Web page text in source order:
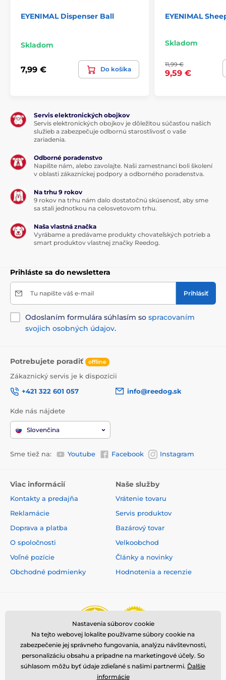
EYENIMAL Dispenser Ball
Skladom
7,99 € Do košíka
EYENIMAL
Skladom
11,99 €
9,59 €
Servis elektronických obojkov
Servis elektronických obojkov je dôležitou súčasťou našich
služieb a zabezpečuje odbornú starostlivosť o vaše
zariadenia.
Odborné poradenstvo
Napíšte nám, alebo zavolajte. Naši zamestnanci boli školení
v oblasti zákazníckej podpory a odborného poradenstva.
Na trhu 9 rokov
9 rokov na trhu nám dalo dostatočnú skúsenosť, aby sme
sa stali jednotkou na celosvetovom trhu.
Naša vlastná značka
Vyrábame a predávame produkty chovateľských potrieb a
smart produktov vlastnej značky Reedog.
Prihláste sa do newslettera
Tu napíšte váš e-mail Prihlásiť
Odoslaním formulára súhlasím so spracovaním
svojich osobných údajov.
Potrebujete poradiť offline
Zákaznický servis je k dispozícii
+421 322 601 057
info@reedog.sk
Kde nás nájdete
Slovenčina
Sme tiež na: Youtube Facebook Instagram
Viac informácií
Kontakty a predajňa
Reklamácie
Doprava a platba
O spoločnosti
Voľné pozície
Obchodné podmienky
Naše služby
Vrátenie tovaru
Servis produktov
Bazárový tovar
Velkoobchod
Články a novinky
Hodnotenia a recenzie
Nastavenia súborov cookie
Na tejto webovej lokalite používame súbory cookie na
zabezpečenie jej správneho fungovania, analýzu návštevnosti,
personalizáciu obsahu a prípadne na marketingové účely. So
súhlasom môžu byť údaje zdieľané s našimi partnermi. Ďalšie
informácie